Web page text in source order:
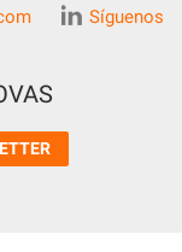
Síguenos